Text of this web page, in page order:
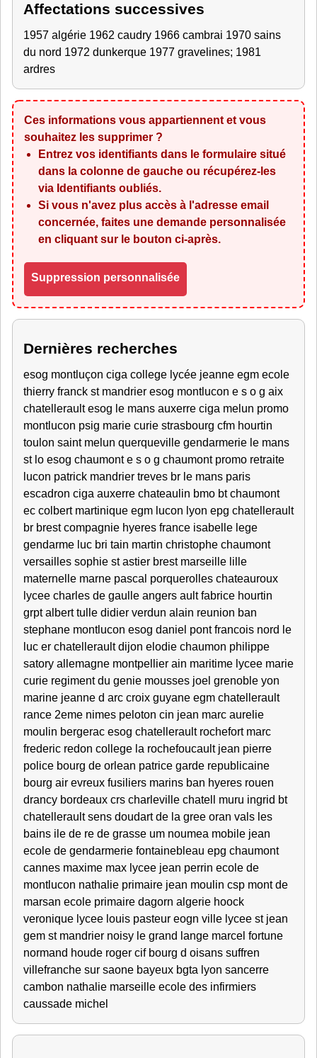
Affectations successives
1957 algérie 1962 caudry 1966 cambrai 1970 sains
du nord 1972 dunkerque 1977 gravelines; 1981
ardres
Ces informations vous appartiennent et vous
souhaitez les supprimer ?
Entrez vos identifiants dans le formulaire situé
dans la colonne de gauche ou récupérez-les
via Identifiants oubliés.
Si vous n'avez plus accès à l'adresse email
concernée, faites une demande personnalisée
en cliquant sur le bouton ci-après.
Suppression personnalisée
Dernières recherches
esog montluçon ciga college lycée jeanne egm ecole
thierry franck st mandrier esog montlucon e s o g aix
chatellerault esog le mans auxerre ciga melun promo
montlucon psig marie curie strasbourg cfm hourtin
toulon saint melun querqueville gendarmerie le mans
st lo esog chaumont e s o g chaumont promo retraite
lucon patrick mandrier treves br le mans paris
escadron ciga auxerre chateaulin bmo bt chaumont
ec colbert martinique egm lucon lyon epg chatellerault
br brest compagnie hyeres france isabelle lege
gendarme luc bri tain martin christophe chaumont
versailles sophie st astier brest marseille lille
maternelle marne pascal porquerolles chateauroux
lycee charles de gaulle angers ault fabrice hourtin
grpt albert tulle didier verdun alain reunion ban
stephane montlucon esog daniel pont francois nord le
luc er chatellerault dijon elodie chaumon philippe
satory allemagne montpellier ain maritime lycee marie
curie regiment du genie mousses joel grenoble yon
marine jeanne d arc croix guyane egm chatellerault
rance 2eme nimes peloton cin jean marc aurelie
moulin bergerac esog chatellerault rochefort marc
frederic redon college la rochefoucault jean pierre
police bourg de orlean patrice garde republicaine
bourg air evreux fusiliers marins ban hyeres rouen
drancy bordeaux crs charleville chatell muru ingrid bt
chatellerault sens doudart de la gree oran vals les
bains ile de re de grasse um noumea mobile jean
ecole de gendarmerie fontainebleau epg chaumont
cannes maxime max lycee jean perrin ecole de
montlucon nathalie primaire jean moulin csp mont de
marsan ecole primaire dagorn algerie hoock
veronique lycee louis pasteur eogn ville lycee st jean
gem st mandrier noisy le grand lange marcel fortune
normand houde roger cif bourg d oisans suffren
villefranche sur saone bayeux bgta lyon sancerre
cambon nathalie marseille ecole des infirmiers
caussade michel